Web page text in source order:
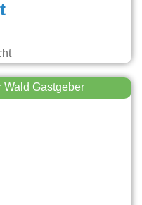
Gastgeber